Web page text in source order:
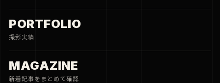
PORTFOLIO
撮影実績
MAGAZINE
新着記事をまとめて確認